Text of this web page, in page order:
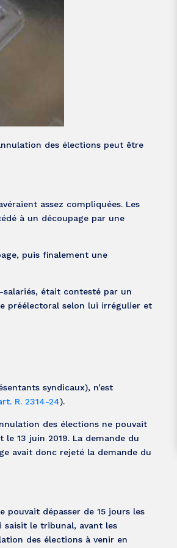
des élections peut être
assez compliquées. Les
à un découpage par une
puis finalement une
était contesté par un
préélectoral selon lui irrégulier et
syndicaux), n’est
R. 2314-24).
des élections ne pouvait
13 juin 2019. La demande du
avait donc rejeté la demande du
pouvait dépasser de 15 jours les
saisit le tribunal, avant les
des élections à venir en